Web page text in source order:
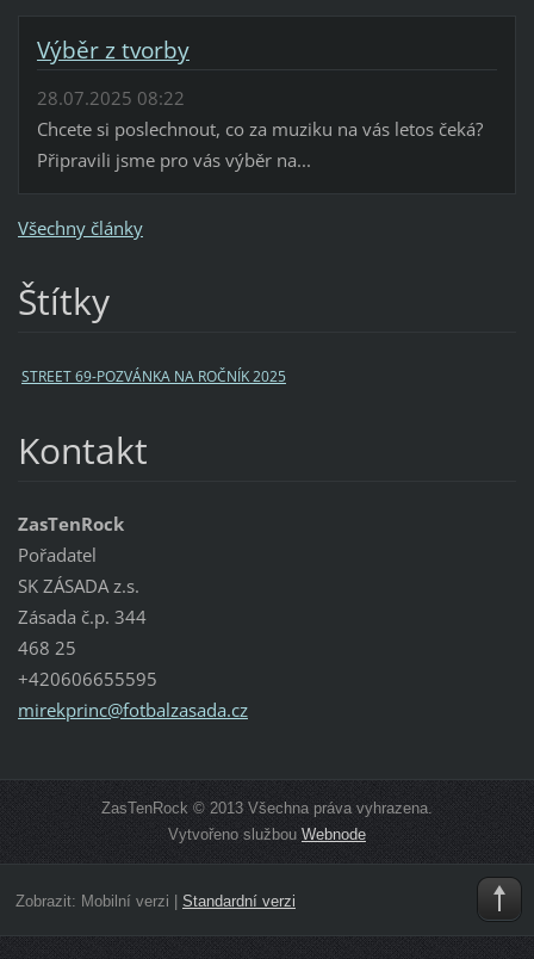
Výběr z tvorby
28.07.2025 08:22
Chcete si poslechnout, co za muziku na vás letos čeká?
Připravili jsme pro vás výběr na...
Všechny články
Štítky
STREET 69-POZVÁNKA NA ROČNÍK 2025
Kontakt
ZasTenRock
Pořadatel
SK ZÁSADA z.s.
Zásada č.p. 344
468 25
+420606655595
mirekprinc@fotbalzasada.cz
ZasTenRock © 2013 Všechna práva vyhrazena.
Vytvořeno službou Webnode
Zobrazit: Mobilní verzi | Standardní verzi